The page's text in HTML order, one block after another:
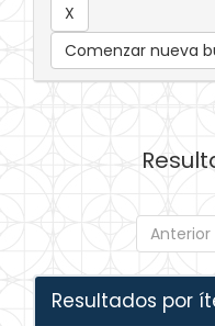
Comenzar nueva
Anterior
Resultados por